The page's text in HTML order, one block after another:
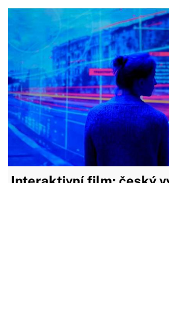
Interaktivní film: český